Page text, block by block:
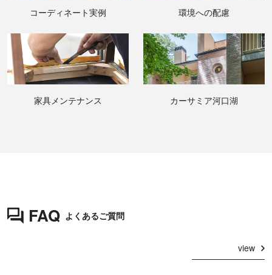
コーディネート実例 環境への配慮
家具メンテナンス カーサミア河口湖
FAQ よくあるご質問
view